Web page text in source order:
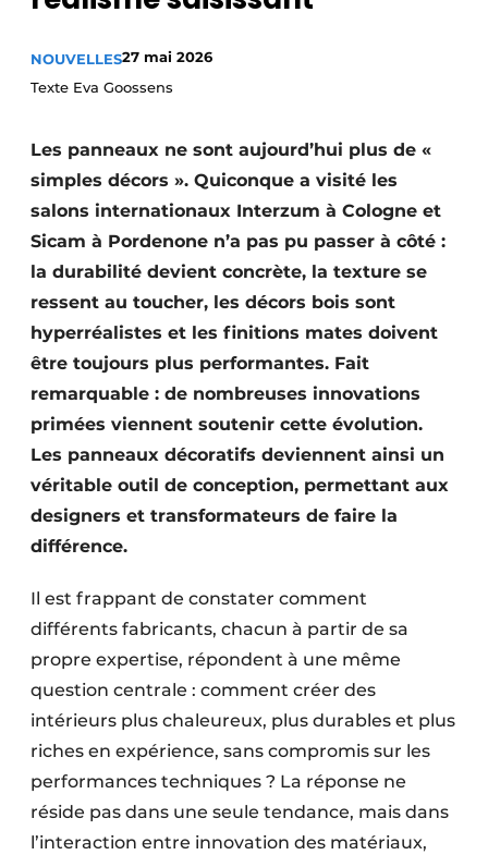
Privacy / Cookie statement
S’inscrire à l’événement
S’inscrire
Termes et conditions
Video’s
NOUVELLES27 mai 2026
Texte Eva Goossens
Les panneaux ne sont aujourd’hui plus de «
simples décors ». Quiconque a visité les
salons internationaux Interzum à Cologne et
Sicam à Pordenone n’a pas pu passer à côté :
la durabilité devient concrète, la texture se
ressent au toucher, les décors bois sont
hyperréalistes et les finitions mates doivent
être toujours plus performantes. Fait
remarquable : de nombreuses innovations
primées viennent soutenir cette évolution.
Les panneaux décoratifs deviennent ainsi un
véritable outil de conception, permettant aux
designers et transformateurs de faire la
différence.
Il est frappant de constater comment
différents fabricants, chacun à partir de sa
propre expertise, répondent à une même
question centrale : comment créer des
intérieurs plus chaleureux, plus durables et plus
riches en expérience, sans compromis sur les
performances techniques ? La réponse ne
réside pas dans une seule tendance, mais dans
l’interaction entre innovation des matériaux,